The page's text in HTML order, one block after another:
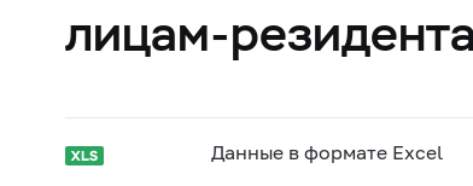
лицам-
Данные в формате Excel